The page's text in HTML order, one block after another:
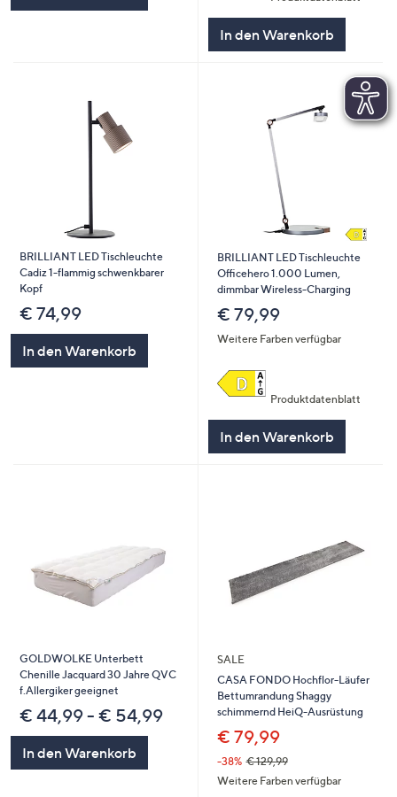
In den Warenkorb
BRILLIANT LED Tischleuchte
Cadiz 1-flammig schwenkbarer
Kopf
€ 74,99
In den Warenkorb
BRILLIANT LED Tischleuchte
Officehero 1.000 Lumen,
dimmbar Wireless-Charging
€ 79,99
Weitere Farben verfügbar
Produktdatenblatt
In den Warenkorb
GOLDWOLKE Unterbett
Chenille Jacquard 30 Jahre QVC
f.Allergiker geeignet
€ 44,99 - € 54,99
In den Warenkorb
SALE
CASA FONDO Hochflor-Läufer
Bettumrandung Shaggy
schimmernd HeiQ-Ausrüstung
€ 79,99
-38% € 129,99
Weitere Farben verfügbar